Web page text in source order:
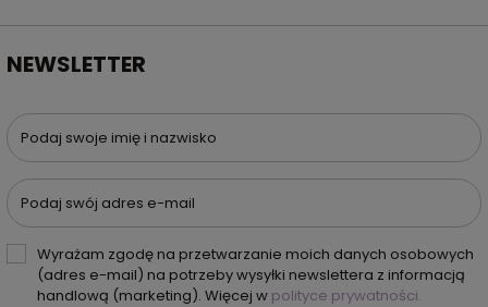
NEWSLETTER
Podaj swoje imię i nazwisko
Podaj swój adres e-mail
Wyrażam zgodę na przetwarzanie moich danych osobowych
(adres e-mail) na potrzeby wysyłki newslettera z informacją
handlową (marketing). Więcej w polityce prywatności.